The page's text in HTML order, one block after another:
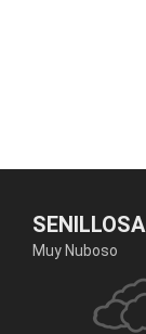
SENILLOSA
Muy Nuboso